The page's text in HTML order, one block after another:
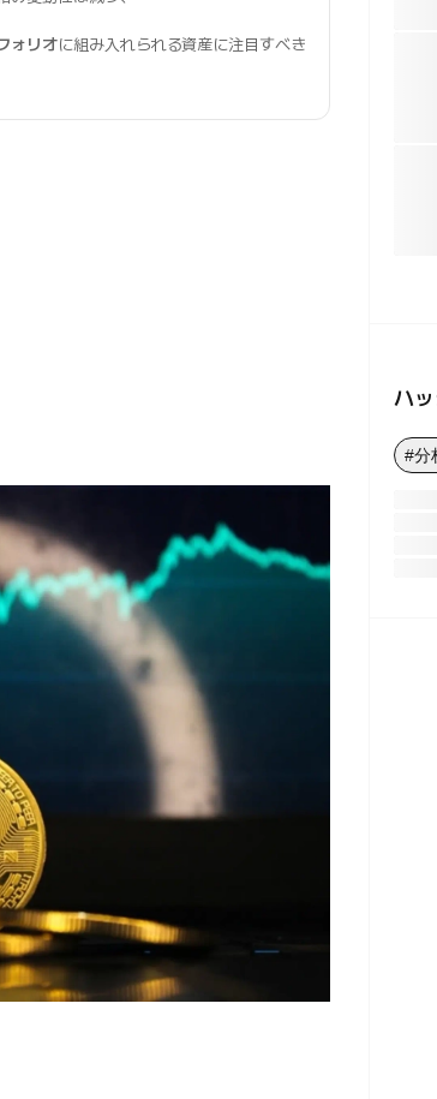
ォリオに組み入れられる資産に注目すべき
ハ
#分